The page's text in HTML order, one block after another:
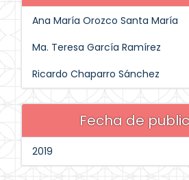
Ana María Orozco Santa María
Ma. Teresa García Ramírez
Ricardo Chaparro Sánchez
Fecha de
2019